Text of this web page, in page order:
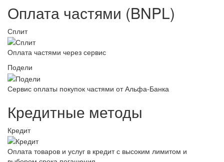
Оплата частями (BNPL)
Сплит
Оплата частями через сервис
Подели
Сервис оплаты покупок частями от Альфа-Банка
Кредитные методы
Кредит
Оплата товаров и услуг в кредит с высоким лимитом и